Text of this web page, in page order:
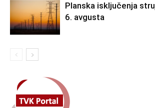
Planska isključenja
6. avgusta